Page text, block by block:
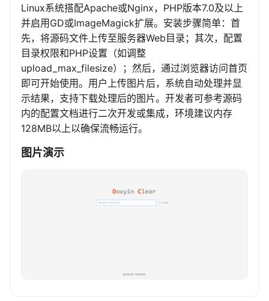
Linux系统搭配Apache或Nginx，PHP版本7.0及以上
并启用GD或ImageMagick扩展。安装步骤简单：首
先，将源码文件上传至服务器Web目录；其次，配置
目录权限和PHP设置（如调整
upload_max_filesize）；然后，通过浏览器访问首页
即可开始使用。用户上传图片后，系统自动处理并显
示结果，支持下载处理后的图片。开发者可参考源码
内的配置文档进行二次开发或集成，环境建议内存
128MB以上以确保流畅运行。
图片演示